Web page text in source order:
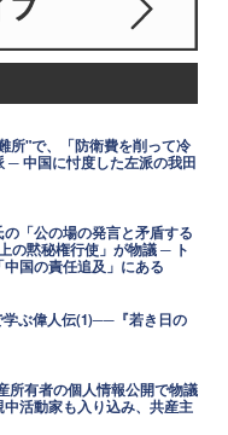
所"で、「防衛費を削って冷
─ 中国に忖度した左派の我田
の「公の場の発言と矛盾する
の黙秘権行使」が物議 ─ ト
国の責任追及」にある
学ぶ偉人伝(1)──『若き日の
所有者の個人情報公開で物議
活動家も入り込み、共産主